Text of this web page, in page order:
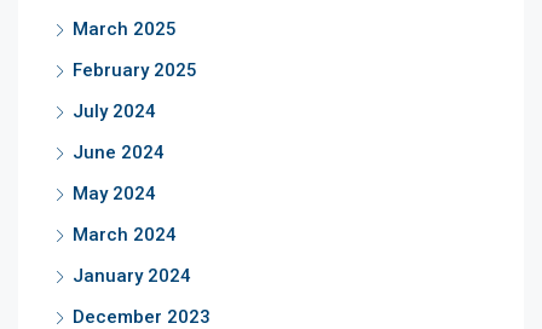
March 2025
February 2025
July 2024
June 2024
May 2024
March 2024
January 2024
December 2023